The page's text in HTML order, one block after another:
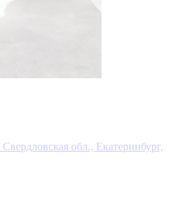
Свердловская обл., Екатеринбург,